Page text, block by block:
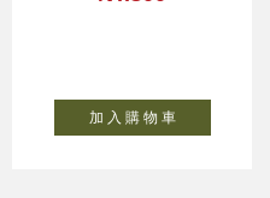
加 入 購 物 車